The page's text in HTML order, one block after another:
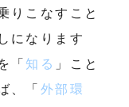
りこなすこと
になります
「 知る 」こと
、「 外部環